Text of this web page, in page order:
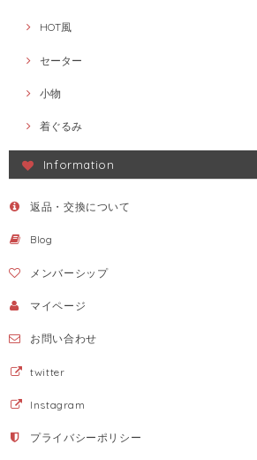
HOT風
セーター
小物
着ぐるみ
Information
返品・交換について
Blog
メンバーシップ
マイページ
お問い合わせ
twitter
Instagram
プライバシーポリシー